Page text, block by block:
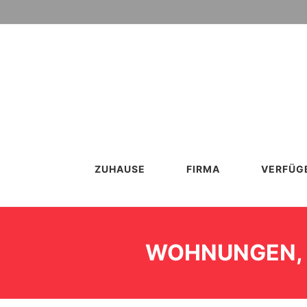
ZUHAUSE FIRMA